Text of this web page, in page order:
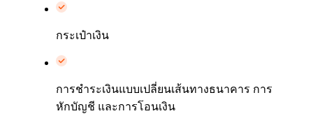
กระเป๋าเงิน
การชำระเงินแบบเปลี่ยนเส้นทางธนาคาร การ
หักบัญชี และการโอนเงิน